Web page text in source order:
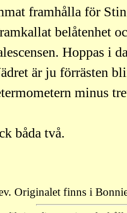
framhålla för
belåtenhet
Hoppas i
är ju förrästen
minus
båda två.
Originalet finns i